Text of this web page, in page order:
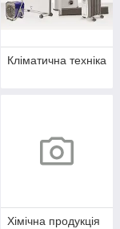
Кліматична техніка
Хімічна продукція